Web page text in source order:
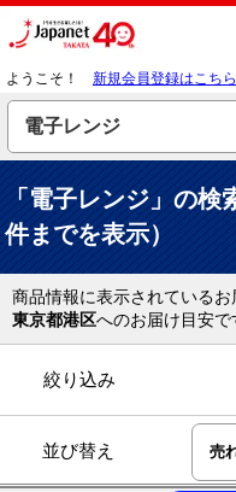
ようこそ！ 新規会員登録はこちら
「電子レンジ」の
件までを表示）
商品情報に表示されているお
東京都港区へのお届け目安で
絞り込み
並び替え